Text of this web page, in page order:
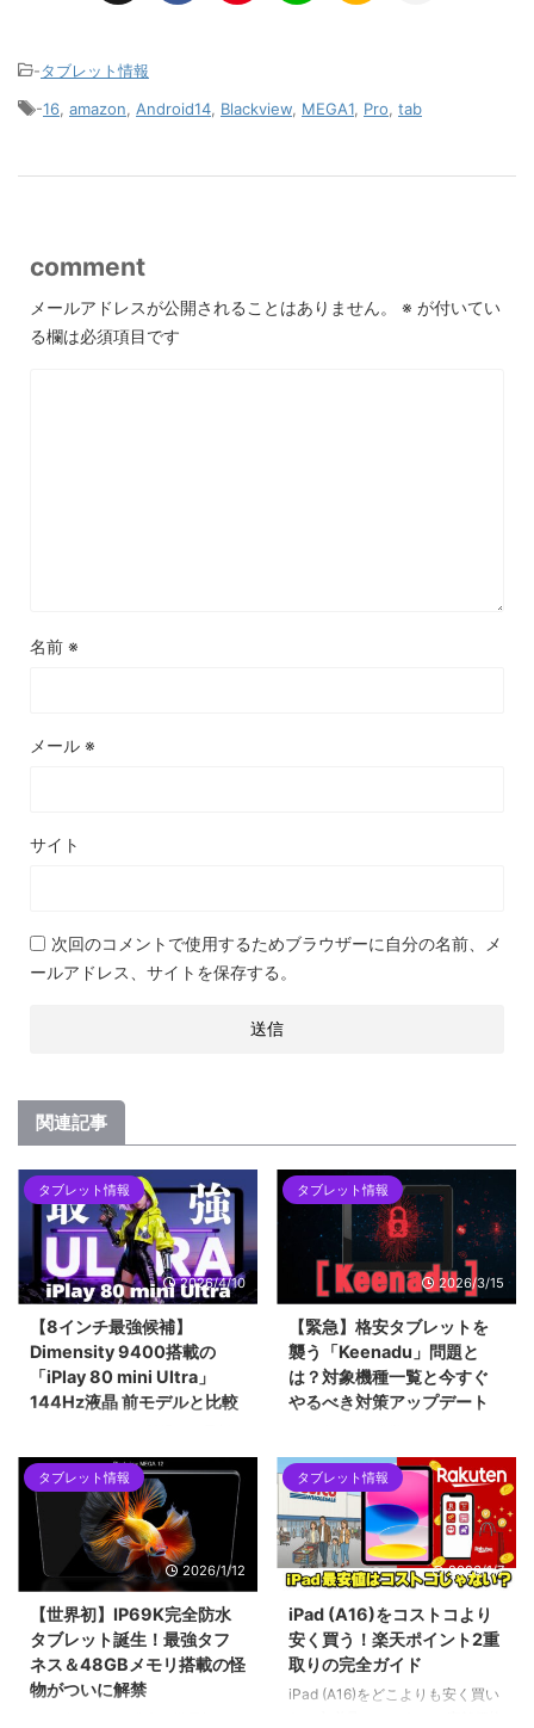
-タブレット情報
-16 amazon Android14 Blackview MEGA1 Pro tab
comment
メールアドレスが公開されることはありません。 ※ が付いてい
る欄は必須項目です
名前 ※
メール ※
サイト
次回のコメントで使用するためブラウザーに自分の名前、メ
ールアドレス、サイトを保存する。
関連記事
タブレット情報
2026/4/10
【8インチ最強候補】
Dimensity 9400搭載の
「iPlay 80 mini Ultra」
144Hz液晶 前モデルと比較
8.4インチタブレット「iPlay 80
mini Ultra」を紹介します。最新
チップセットのDimensity 9400
をはじめ、2.5Kの144Hzディス
プレイ、100W急速充電など、コ
ンパクトな筐体に詰め込まれた驚
異的なスペックについて解説して
います。ハイエンドな小型タブレ
ットを求めるユーザーにとって、
2026年現在の最有力候補となる1
台です。
タブレット情報
2026/3/15
【緊急】格安タブレットを
襲う「Keenadu」問題と
は？対象機種一覧と今すぐ
やるべき対策アップデート
ックドア「Keenadu」問題。
Alldocube、Teclast、Headwolf
など、当サイトでも紹介した格安
タブレットが対象となった今回の
騒動を時系列で解説します。迅速
な対応で評価を上げたメーカー
は？手元の「Alldocube iPlay 60
mini pro」を例に、画像付きで対
策アップデートの手順も詳しくご
紹介します。
タブレット情報
2026/1/12
【世界初】IP69K完全防水
タブレット誕生！最強タフ
ネス＆48GBメモリ搭載の怪
物がついに解禁
タブレット情報
2026/1/7
iPad (A16)をコストコより
安く買う！楽天ポイント2重
取りの完全ガイド
iPad (A16)をどこよりも安く買い